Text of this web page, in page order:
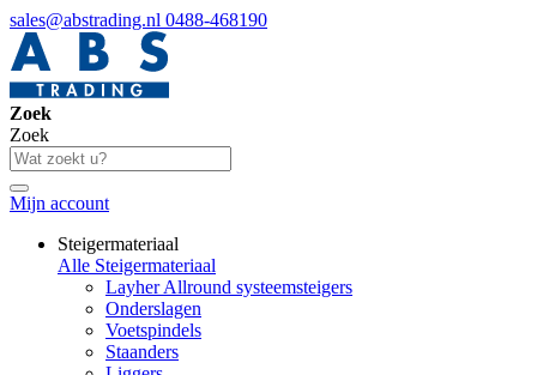
sales@abstrading.nl 0488-468190
Zoek
Zoek
Mijn account
Steigermateriaal
Alle Steigermateriaal
Layher Allround systeemsteigers
Onderslagen
Voetspindels
Staanders